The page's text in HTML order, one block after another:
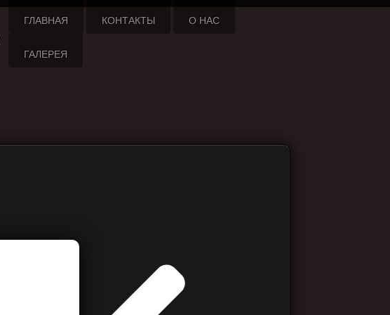
ГЛАВНАЯ КОНТАКТЫ О НАС
ГАЛЕРЕЯ